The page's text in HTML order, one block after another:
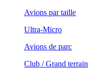
Avions par taille
Ultra-Micro
Avions de parc
Club / Grand terrain